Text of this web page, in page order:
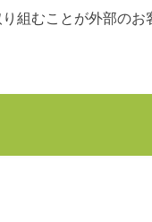
組むことが外部のお